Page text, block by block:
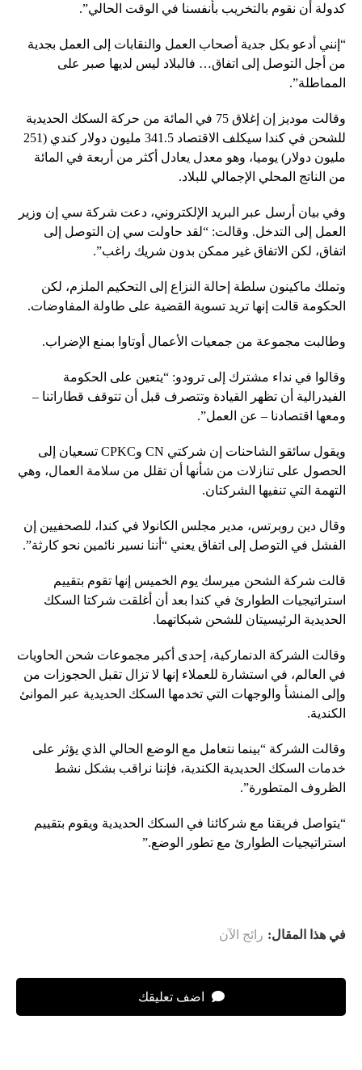
كدولة أن نقوم بالتخريب بأنفسنا في الوقت الحالي”.
“إنني أدعو بكل جدية أصحاب العمل والنقابات إلى العمل بجدية
من أجل التوصل إلى اتفاق… فالبلاد ليس لديها صبر على
المماطلة”.
وقالت موديز إن إغلاق 75 في المائة من حركة السكك الحديدية
للشحن في كندا سيكلف الاقتصاد 341.5 مليون دولار كندي (251
مليون دولار) يوميا، وهو معدل يعادل أكثر من أربعة في المائة
من الناتج المحلي الإجمالي للبلاد.
وفي بيان أرسل عبر البريد الإلكتروني، دعت شركة سي إن وزير
العمل إلى التدخل. وقالت: “لقد حاولت سي إن التوصل إلى
اتفاق، لكن الاتفاق غير ممكن بدون شريك راغب”.
وتملك ماكينون سلطة إحالة النزاع إلى التحكيم الملزم، لكن
الحكومة قالت إنها تريد تسوية القضية على طاولة المفاوضات.
وطالبت مجموعة من جمعيات الأعمال أوتاوا بمنع الإضراب.
وقالوا في نداء مشترك إلى ترودو: “يتعين على الحكومة
الفيدرالية أن تظهر القيادة وتتصرف قبل أن تتوقف قطاراتنا –
ومعها اقتصادنا – عن العمل”.
ويقول سائقو الشاحنات إن شركتي CN وCPKC تسعيان إلى
الحصول على تنازلات من شأنها أن تقلل من سلامة العمال، وهي
التهمة التي تنفيها الشركتان.
وقال دين روبرتس، مدير مجلس الكانولا في كندا، للصحفيين إن
الفشل في التوصل إلى اتفاق يعني “أننا نسير نائمين نحو كارثة”.
قالت شركة الشحن ميرسك يوم الخميس إنها تقوم بتقييم
استراتيجيات الطوارئ في كندا بعد أن أغلقت شركتا السكك
الحديدية الرئيسيتان للشحن شبكاتهما.
وقالت الشركة الدنماركية، إحدى أكبر مجموعات شحن الحاويات
في العالم، في استشارة للعملاء إنها لا تزال تقبل الحجوزات من
وإلى المنشأ والوجهات التي تخدمها السكك الحديدية عبر الموانئ
الكندية.
وقالت الشركة “بينما نتعامل مع الوضع الحالي الذي يؤثر على
خدمات السكك الحديدية الكندية، فإننا نراقب بشكل نشط
الظروف المتطورة”.
“يتواصل فريقنا مع شركائنا في السكك الحديدية ويقوم بتقييم
استراتيجيات الطوارئ مع تطور الوضع.”
في هذا المقال: رائج الآن
اضف تعليقك